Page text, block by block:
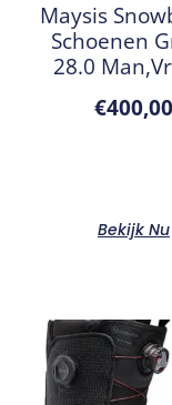
Maysis
Schoenen
28.0
€400,00
Bekijk Nu